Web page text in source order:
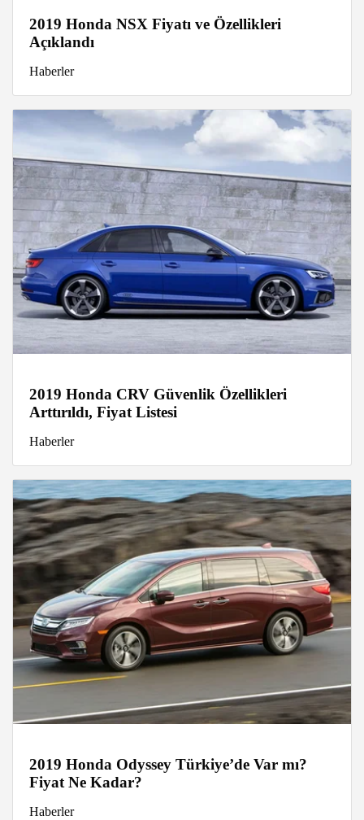
2019 Honda NSX Fiyatı ve Özellikleri
Açıklandı
Haberler
2019 Honda CRV Güvenlik Özellikleri
Arttırıldı, Fiyat Listesi
Haberler
2019 Honda Odyssey Türkiye’de Var mı?
Fiyat Ne Kadar?
Haberler